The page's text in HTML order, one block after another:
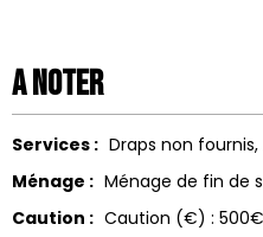
A noter
Services : Draps non fournis
Ménage : Ménage de fin de
Caution : Caution (€) :